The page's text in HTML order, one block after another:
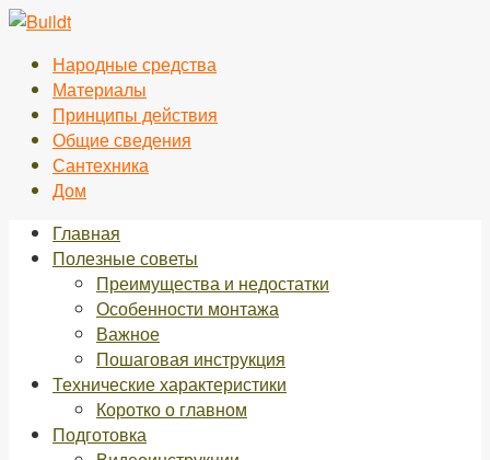
Перейти
контентуНародные средства
Материалы
Принципы действия
Общие сведения
Сантехника
Дом
Главная
Полезные советы
Преимущества и недостатки
Особенности монтажа
Важное
Пошаговая инструкция
Технические характеристики
Коротко о главном
Подготовка